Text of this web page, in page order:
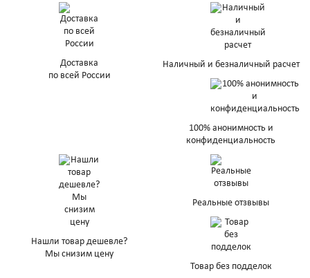
Доставка
по всей России
Наличный и безналичный расчет
100% анонимность и
конфиденциальность
Нашли товар дешевле?
Мы снизим цену
Реальные отзвывы
Товар без подделок